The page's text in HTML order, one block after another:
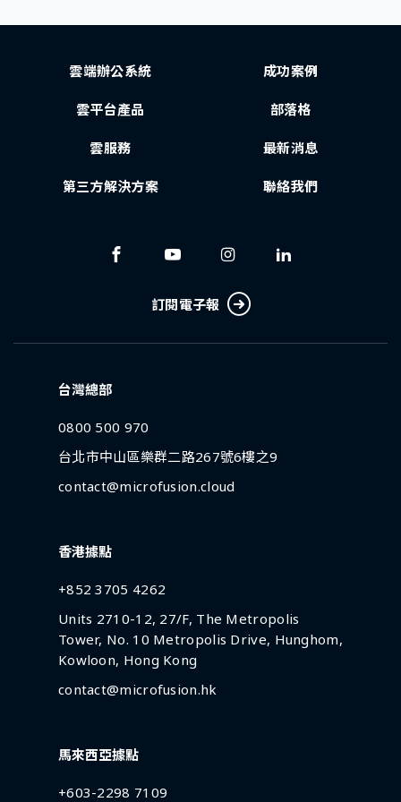
雲端辦公系統
雲平台產品
雲服務
第三方解決方案
成功案例
部落格
最新消息
聯絡我們
訂閱電子報
台灣總部
0800 500 970
台北市中山區樂群二路267號6樓之9
contact@microfusion.cloud
香港據點
+852 3705 4262
Units 2710-12, 27/F, The Metropolis
Tower, No. 10 Metropolis Drive, Hunghom,
Kowloon, Hong Kong
contact@microfusion.hk
馬來西亞據點
+603-2298 7109